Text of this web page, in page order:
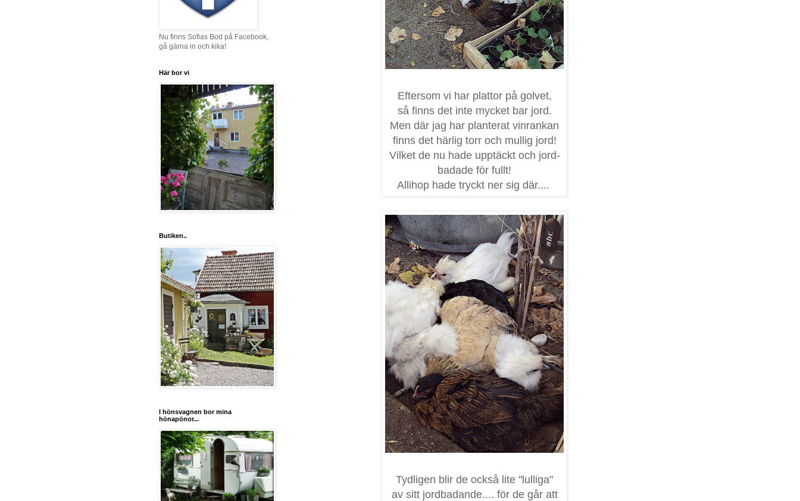
Eftersom vi har plattor på golvet,
så finns det inte mycket bar jord.
Men där jag har planterat vinrankan
finns det härlig torr och mullig jord!
Vilket de nu hade upptäckt och jord-
badade för fullt!
Allihop hade tryckt ner sig där....
Tydligen blir de också lite "lulliga"
av sitt jordbadande.... för de går att
Nu finns Sofias Bod på Facebook,
gå gärna in och kika!
Här bor vi
Butiken..
I hönsvagnen bor mina
hönapönor...